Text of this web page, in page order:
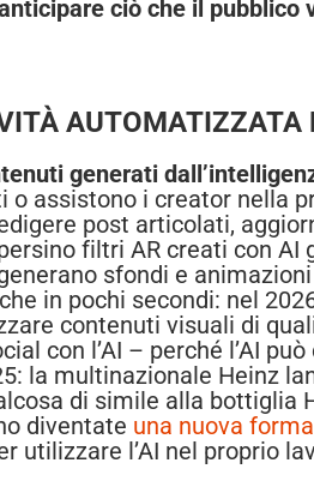
ciò che il pubblico
AUTOMATIZZATA
generati
o assistono i creator nella
post articolati,
filtri AR creati con
sfondi e
in pochi secondi: nel
contenuti visuali di
con l’AI – perché l’AI
la multinazionale Heinz
di simile alla bottiglia
diventate una nuova
utilizzare l’AI nel proprio